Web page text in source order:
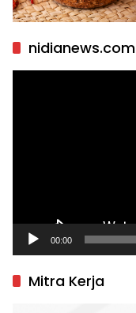
nidianews.com
00:00
Mitra Kerja